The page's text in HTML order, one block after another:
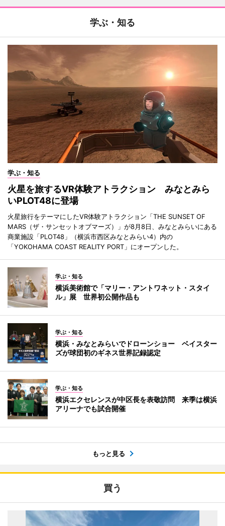
学ぶ・知る
学ぶ・知る
火星を旅するVR体験アトラクション みなとみら
いPLOT48に登場
火星旅行をテーマにしたVR体験アトラクション「THE SUNSET OF
MARS（ザ・サンセットオブマーズ）」が8月8日、みなとみらいにある
商業施設「PLOT48」（横浜市西区みなとみらい4）内の
「YOKOHAMA COAST REALITY PORT」にオープンした。
学ぶ・知る
横浜美術館で「マリー・アントワネット・スタイ
ル」展 世界初公開作品も
学ぶ・知る
横浜・みなとみらいでドローンショー ベイスター
ズが球団初のギネス世界記録認定
学ぶ・知る
横浜エクセレンスが中区長を表敬訪問 来季は横浜
アリーナでも試合開催
もっと見る
買う